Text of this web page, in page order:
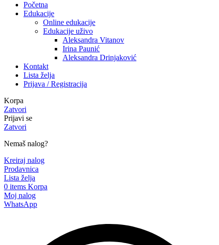
Početna
Edukacije
Online edukacije
Edukacije uživo
Aleksandra Vitanov
Irina Paunić
Aleksandra Drinjaković
Kontakt
Lista želja
Prijava / Registracija
Korpa
Zatvori
Prijavi se
Zatvori
Nemaš nalog?
Kreiraj nalog
Prodavnica
Lista želja
0 items Korpa
Moj nalog
WhatsApp